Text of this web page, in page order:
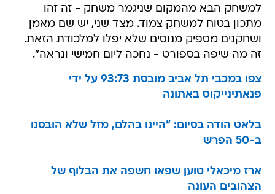
למשחק הבא מהמקום שניגמר משחק - זה זהו
מתכון בטוח למשחק צמוד. מצד שני, יש שם מאמן
ושחקנים מספיק מנוסים שלא יפלו למלכודת הזאת.
זה מה שיפה בספורט - נחכה ליום חמישי ונראה".
צפו במכבי תל אביב מובסת 93:73 על ידי
פנאתינייקוס באתונה
בלאט הודה בסיום: "היינו בהלם, מזל שלא הובסנו
ב-50 הפרש
ארז מיכאלי טוען שפאו חשפה את הבלוף של
הצהובים העונה